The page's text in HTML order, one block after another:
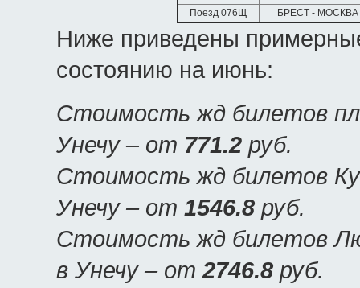
Поезд 076Щ
БРЕСТ - МОСКВА
Ниже приведены
состоянию на июнь:
Стоимость жд билетов
Унечу – от 771.2 руб.
Стоимость жд билетов
Унечу – от 1546.8 руб.
Стоимость жд билетов
в Унечу – от2746.8 руб.